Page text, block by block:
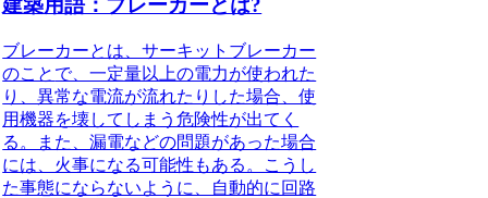
建築用語：ブレーカーとは?
ブレーカーとは、サーキットブレーカー
のこと で、一定量以上の電力が使われた
り、異常な電流が流れたりした場合、使
用機器を壊してしまう危険性が出てく
る。また、漏電などの問題があった場合
には、火事になる可能性もある。こうし
た事態にならないように、自動的に回路